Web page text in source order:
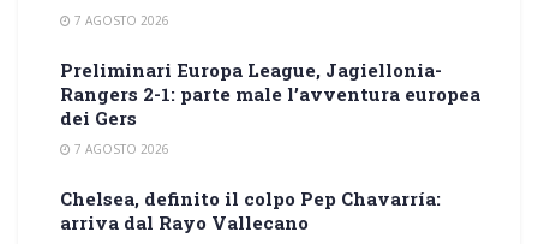
7 AGOSTO 2026
Preliminari Europa League, Jagiellonia-
Rangers 2-1: parte male l’avventura europea
dei Gers
7 AGOSTO 2026
Chelsea, definito il colpo Pep Chavarría:
arriva dal Rayo Vallecano